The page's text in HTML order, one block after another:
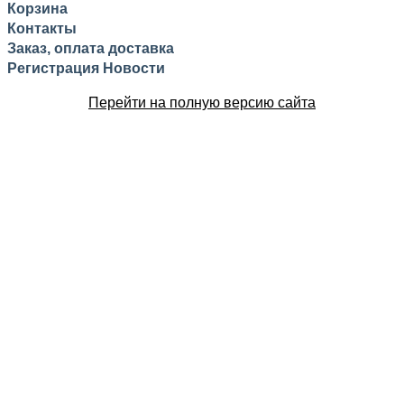
Корзина
Контакты
Заказ, оплата доставка
Регистрация Новости
Перейти на полную версию сайта